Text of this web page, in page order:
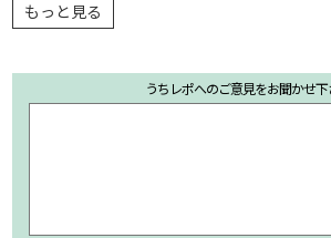
もっと見る
うちレポへのご意見をお聞かせ下